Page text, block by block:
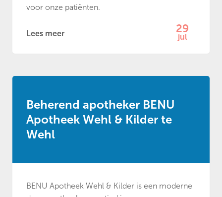
voor onze patiënten.
Lees meer 29
jul
Beherend apotheker BENU
Apotheek Wehl & Kilder te
Wehl
BENU Apotheek Wehl & Kilder is een moderne